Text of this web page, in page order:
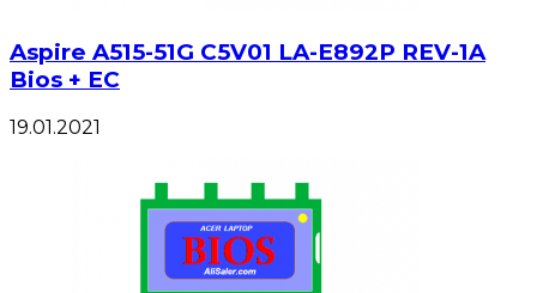
Aspire A515-51G C5V01 LA-E892P REV-1A
Bios + EC
19.01.2021